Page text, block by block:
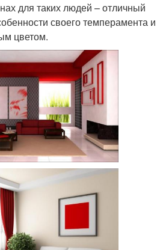
для таких людей – отличный
своего темперамента и
цветом.